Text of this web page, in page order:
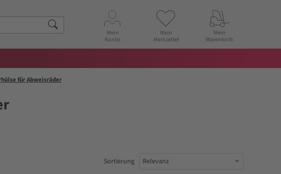
Mein
Konto
Mein
Merkzettel
Mein
Warenkorb
für Abweisräder
Sortierung